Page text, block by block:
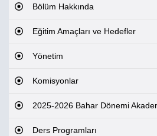
Bölüm Hakkında
Eğitim Amaçları ve Hedefler
Yönetim
Komisyonlar
2025-2026 Bahar Dönemi
Ders Programları